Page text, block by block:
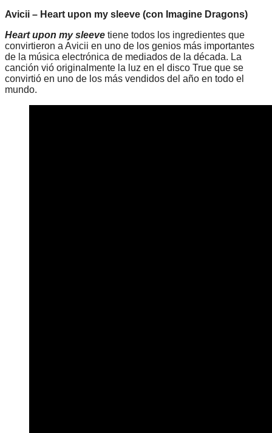
Avicii – Heart upon my sleeve (con Imagine Dragons)
Heart upon my sleeve tiene todos los ingredientes que
convirtieron a Avicii en uno de los genios más importantes
de la música electrónica de mediados de la década. La
canción vió originalmente la luz en el disco True que se
convirtió en uno de los más vendidos del año en todo el
mundo.